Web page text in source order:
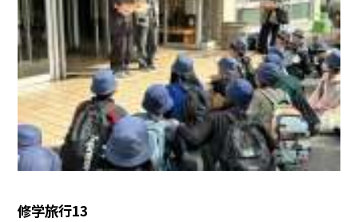
修学旅行13